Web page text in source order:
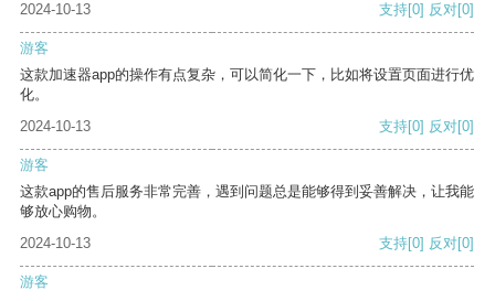
2024-10-13
支持[0] 反对[0]
游客
这款加速器app的操作有点复杂，可以简化一下，比如将设置页面进行优
化。
2024-10-13
支持[0] 反对[0]
游客
这款app的售后服务非常完善，遇到问题总是能够得到妥善解决，让我能
够放心购物。
2024-10-13
支持[0] 反对[0]
游客